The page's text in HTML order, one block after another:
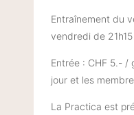
Entraînement du
vendredi de
Entrée : CHF 5.- /
jour et les
La Practica est